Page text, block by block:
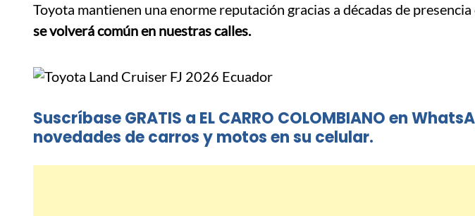
Toyota mantienen una enorme reputación gracias a décadas de
se volverá común en nuestras calles.
Suscríbase GRATIS a EL CARRO COLOMBIANO en
novedades de carros y motos en su celular.